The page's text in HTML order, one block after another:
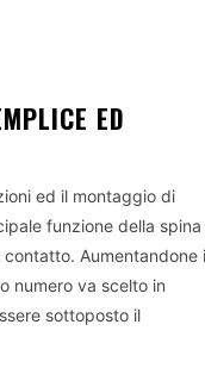
ED
ed il montaggio di
funzione della spina
Aumentandone
numero va scelto in
sottoposto il